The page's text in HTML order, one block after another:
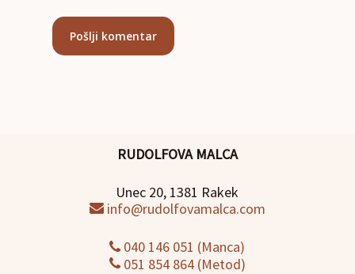
RUDOLFOVA MALCA
Unec 20, 1381 Rakek
info@rudolfovamalca.com
040 146 051 (Manca)
051 854 864 (Metod)